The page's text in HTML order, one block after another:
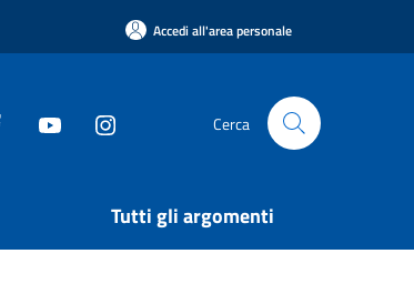
Accedi all'area personale
Cerca
Tutti gli argomenti